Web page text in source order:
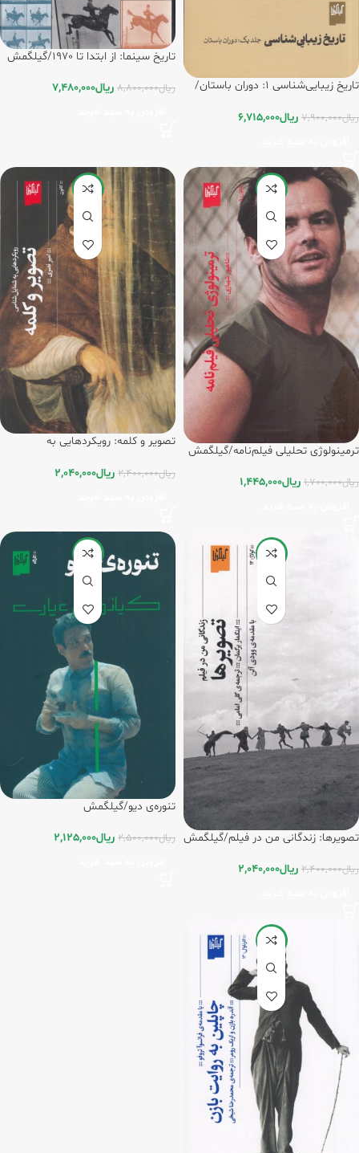
تاریخ زیبایی‌شناسی 1: دوران باستان/
ریال7,900,000 ریال6,715,000
تاریخ سینما: از ابتدا تا 1970/گیلگمش
ریال8,800,000 ریال7,480,000
-15%
ترمینولوژی تحلیلی فیلم‌نامه/گیلگمش
ریال1,700,000 ریال1,445,000
-15%
تصویر و کلمه: رویکردهایی به
ریال2,400,000 ریال2,040,000
-15%
تصویرها: زندگانی من در فیلم/گیلگمش
ریال2,400,000 ریال2,040,000
-15%
تنوره‌ی دیو/گیلگمش
ریال2,500,000 ریال2,125,000
-15%